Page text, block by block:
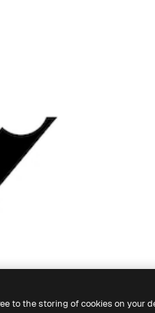
to the storing of cookies on your